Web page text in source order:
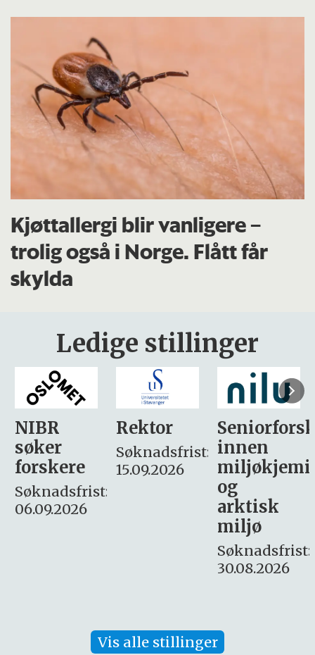
Kjøttallergi blir vanligere –
trolig også i Norge. Flått får
skylda
Ledige stillinger
Rektor
Søknadsfrist:
15.09.2026
Seniorforsker
innen
miljøkjemi
søker
– fast
Søknadsfrist:
16. august.
Vis alle stillinger